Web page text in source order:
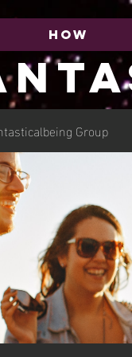
HOW
Group